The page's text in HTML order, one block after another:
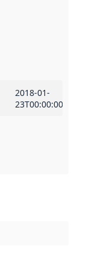
2018-01-
23T00:00:00Z